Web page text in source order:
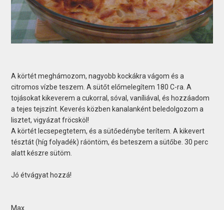
A körtét meghámozom, nagyobb kockákra vágom és a
citromos vízbe teszem. A sütőt előmelegítem 180 C-ra. A
tojásokat kikeverem a cukorral, sóval, vaníliával, és hozzáadom
a tejes tejszínt. Keverés közben kanalanként beledolgozom a
lisztet, vigyázat fröcsköl!
A körtét lecsepegtetem, és a sütőedénybe terítem. A kikevert
tésztát (híg folyadék) ráöntöm, és beteszem a sütőbe. 30 perc
alatt készre sütöm.
Jó étvágyat hozzá!
Max